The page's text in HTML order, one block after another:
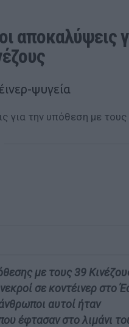
αποκαλύψεις
ψυγεία
με τους 39
σε κοντέινερ στο
αυτοί ήταν
έφτασαν στο λιμάνι